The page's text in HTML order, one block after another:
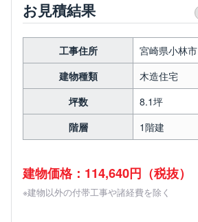
お見積結果
工事住所
宮崎県小林市
建物種類
木造住宅
坪数
8.1坪
階層
1階建
建物価格：114,640円（税抜）
※建物以外の付帯工事や諸経費を除く